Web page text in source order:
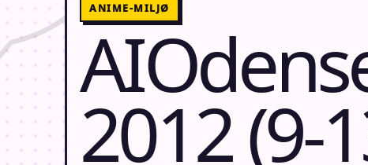
ANIME-MILJØ
2012 (9-